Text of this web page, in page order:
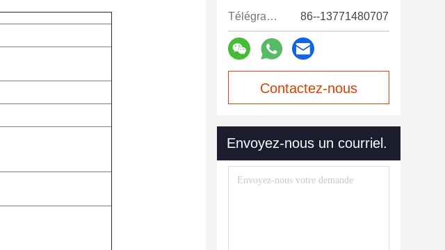
Télégramme: 86--13771480707
Contactez-nous
Envoyez-nous un courriel.